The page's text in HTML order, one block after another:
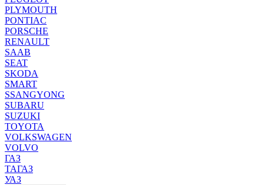
PLYMOUTH
PONTIAC
PORSCHE
RENAULT
SAAB
SEAT
SKODA
SMART
SSANGYONG
SUBARU
SUZUKI
TOYOTA
VOLKSWAGEN
VOLVO
ГАЗ
ТАГАЗ
УАЗ